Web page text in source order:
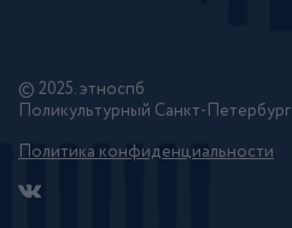
© 2025. этноспб
Поликультурный Санкт-Петербург
Политика конфиденциальности